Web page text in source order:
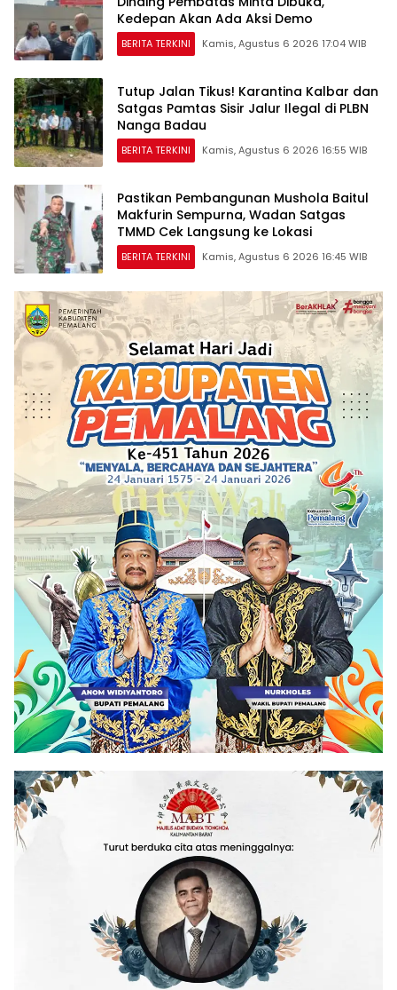
Kedepan Akan Ada Aksi Demo
BERITA TERKINI Kamis, Agustus 6 2026 17:04 WIB
Tutup Jalan Tikus! Karantina Kalbar dan
Satgas Pamtas Sisir Jalur Ilegal di PLBN
Nanga Badau
BERITA TERKINI Kamis, Agustus 6 2026 16:55 WIB
Pastikan Pembangunan Mushola Baitul
Makfurin Sempurna, Wadan Satgas
TMMD Cek Langsung ke Lokasi
BERITA TERKINI Kamis, Agustus 6 2026 16:45 WIB